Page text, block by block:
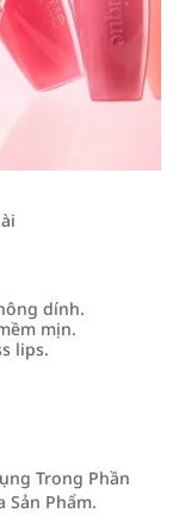
dính.
mịn.
lips.
Trong Phần
Sản Phẩm.